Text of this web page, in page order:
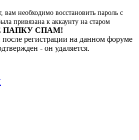
вам необходимо восстановить пароль с
привязана к аккаунту на старом
ПАПКУ СПАМ!
регистрации на данном форуме
- он удаляется.